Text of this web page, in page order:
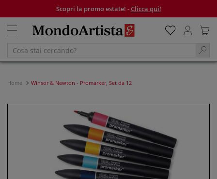
Scopri la promo estate! -Clicca qui!
Home Winsor & Newton - Promarker, Set da 12